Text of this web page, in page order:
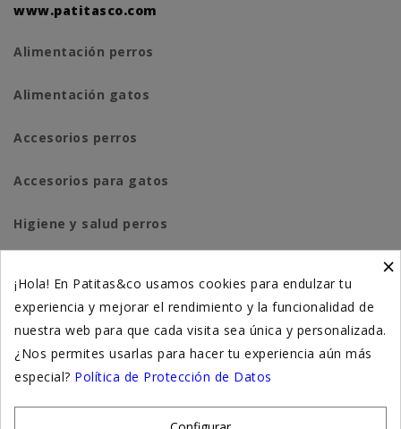
www.patitasco.com
Alimentación perros
Alimentación gatos
Accesorios perros
Accesorios para gatos
Higiene y salud perros
Suplementación natural
Otros
×
¡Hola! En Patitas&co usamos cookies para endulzar tu
experiencia y mejorar el rendimiento y la funcionalidad de
nuestra web para que cada visita sea única y personalizada.
¿Nos permites usarlas para hacer tu experiencia aún más
especial? Política de Protección de Datos